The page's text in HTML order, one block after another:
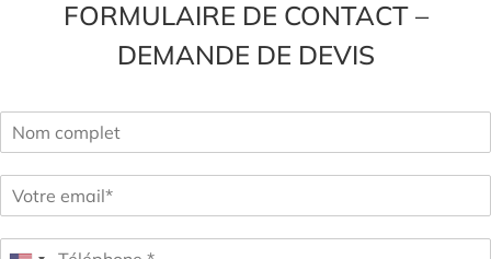
FORMULAIRE DE CONTACT –
DEMANDE DE DEVIS